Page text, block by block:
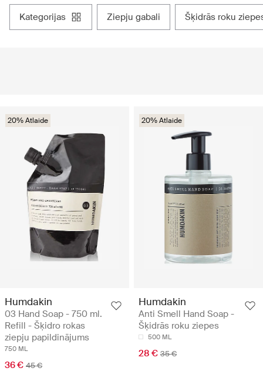
kategorijas ziepju gabali šķidrās roku
20% Atlaide
Humdakin
03 Hand Soap - 750 ml.
Refill - Šķidro rokas
ziepju papildinājums
750 ML
36 € 45 €
20% Atlaide
Humdakin
Anti Smell Hand Soap -
Šķidrās roku ziepes
500 ML
28 € 35 €